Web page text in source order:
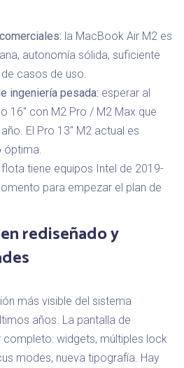
la MacBook Air M2 es
autonomía sólida, suficiente
casos de uso.
ingeniería pesada: esperar al
16" con M2 Pro / M2 Max que
El Pro 13" M2 actual es
flota tiene equipos Intel de 2019-
para empezar el plan de
rediseñado y
más visible del sistema
años. La pantalla de
widgets, múltiples lock
modes, nueva tipografía. Hay